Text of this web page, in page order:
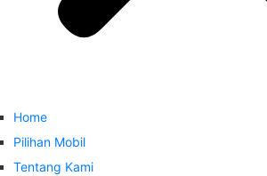
Home
Pilihan Mobil
Tentang Kami